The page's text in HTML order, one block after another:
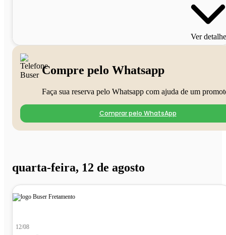
Ver
Compre pelo Whatsapp
Faça sua reserva pelo Whatsapp com ajuda de um
Comprar pelo WhatsApp
quarta-feira, 12 de agosto
12/08